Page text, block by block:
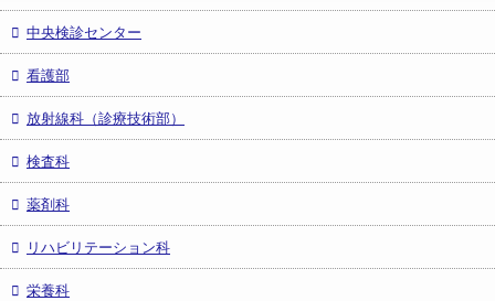
中央検診センター
看護部
放射線科（診療技術部）
検査科
薬剤科
リハビリテーション科
栄養科